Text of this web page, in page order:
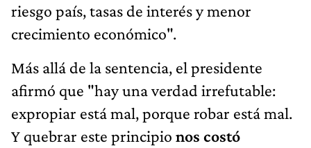
riesgo país, tasas de interés y menor
crecimiento económico".
Más allá de la sentencia, el presidente
afirmó que "hay una verdad irrefutable:
expropiar está mal, porque robar está mal.
Y quebrar este principio nos costó